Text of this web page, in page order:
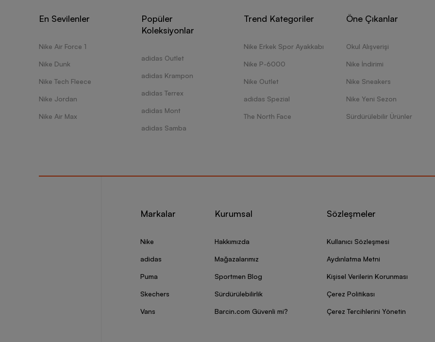
En Sevilenler
Nike Air Force 1
Nike Dunk
Nike Tech Fleece
Nike Jordan
Nike Air Max
Popüler
Koleksiyonlar
adidas Outlet
adidas Krampon
adidas Terrex
adidas Mont
adidas Samba
Trend Kategoriler
Nike Erkek Spor Ayakkabı
Nike P-6000
Nike Outlet
adidas Spezial
The North Face
Öne Çıkanlar
Okul Alışverişi
Nike İndirimi
Nike Sneakers
Nike Yeni Sezon
Sürdürülebilir Ürünler
Markalar
Nike
adidas
Puma
Skechers
Vans
Kurumsal
Hakkımızda
Mağazalarımız
Sportmen Blog
Sürdürülebilirlik
Barcin.com Güvenli mi?
Sözleşmeler
Kullanıcı Sözleşmesi
Aydınlatma Metni
Kişisel Verilerin Korunması
Çerez Politikası
Çerez Tercihlerini Yönetin